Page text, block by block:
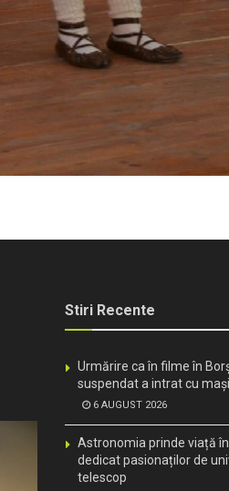
Stiri Recente
Urmărire ca în filme în
suspendat a intrat cu
6 AUGUST 2026
Astronomia prinde viață
dedicat pasionaților de
telescop